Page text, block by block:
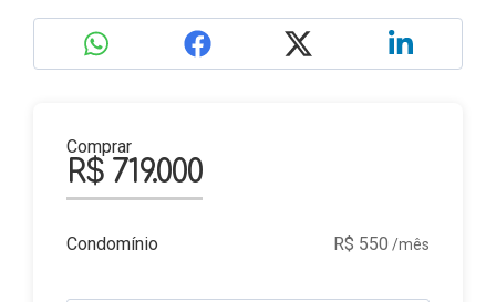
Comprar
R$ 719.000
Condomínio R$ 550 /mês